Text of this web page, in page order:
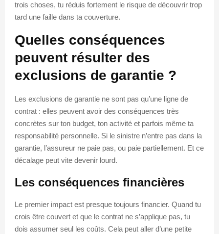
trois choses, tu réduis fortement le risque de découvrir trop
tard une faille dans ta couverture.
Quelles conséquences
peuvent résulter des
exclusions de garantie ?
Les exclusions de garantie ne sont pas qu’une ligne de
contrat : elles peuvent avoir des conséquences très
concrètes sur ton budget, ton activité et parfois même ta
responsabilité personnelle. Si le sinistre n’entre pas dans la
garantie, l’assureur ne paie pas, ou paie partiellement. Et ce
décalage peut vite devenir lourd.
Les conséquences financières
Le premier impact est presque toujours financier. Quand tu
crois être couvert et que le contrat ne s’applique pas, tu
dois assumer seul les coûts. Cela peut aller d’une petite